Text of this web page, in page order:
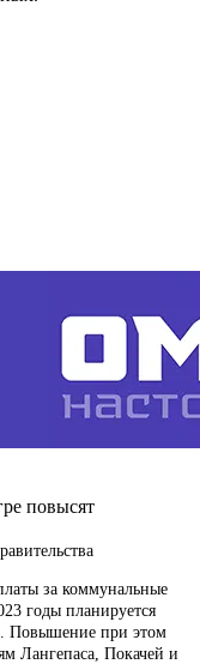
повысят
за коммунальные
годы планируется
Повышение при этом
Лангепаса, Покачей и